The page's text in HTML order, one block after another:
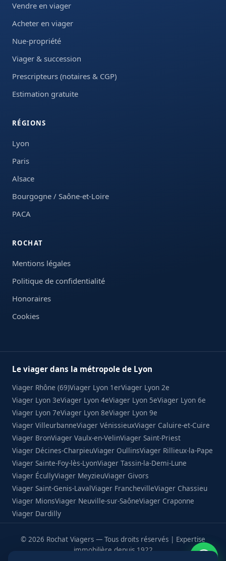
Vendre en viager
Acheter en viager
Nue-propriété
Viager & succession
Prescripteurs (notaires & CGP)
Estimation gratuite
RÉGIONS
Lyon
Paris
Alsace
Bourgogne / Saône-et-Loire
PACA
ROCHAT
Mentions légales
Politique de confidentialité
Honoraires
Cookies
Le viager dans la métropole de Lyon
Viager Rhône (69)Viager Lyon 1erViager Lyon 2e
Viager Lyon 3eViager Lyon 4eViager Lyon 5eViager Lyon 6e
Viager Lyon 7eViager Lyon 8eViager Lyon 9e
Viager VilleurbanneViager VénissieuxViager Caluire-et-Cuire
Viager BronViager Vaulx-en-VelinViager Saint-Priest
Viager Décines-CharpieuViager OullinsViager Rillieux-la-Pape
Viager Sainte-Foy-lès-LyonViager Tassin-la-Demi-Lune
Viager ÉcullyViager MeyzieuViager Givors
Viager Saint-Genis-LavalViager FranchevilleViager Chassieu
Viager MionsViager Neuville-sur-SaôneViager Craponne
Viager Dardilly
© 2026 Rochat Viagers — Tous droits réservés | Expertise
immobilière depuis 1922